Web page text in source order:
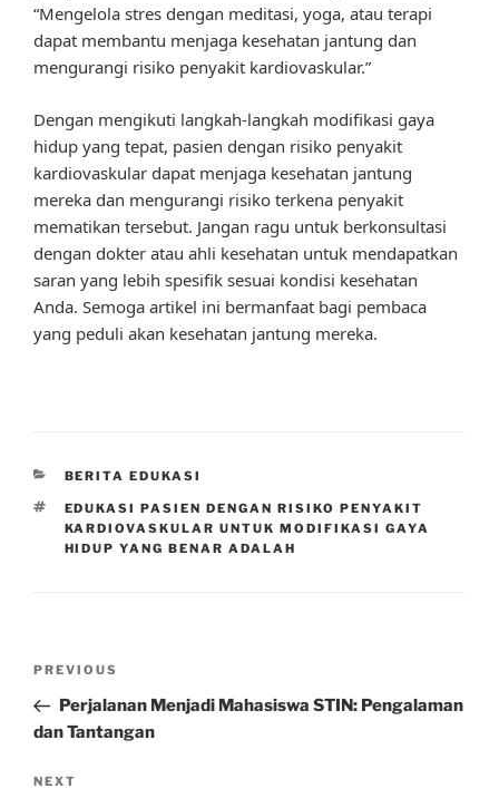
“Mengelola stres dengan meditasi, yoga, atau terapi
dapat membantu menjaga kesehatan jantung dan
mengurangi risiko penyakit kardiovaskular.”
Dengan mengikuti langkah-langkah modifikasi gaya
hidup yang tepat, pasien dengan risiko penyakit
kardiovaskular dapat menjaga kesehatan jantung
mereka dan mengurangi risiko terkena penyakit
mematikan tersebut. Jangan ragu untuk berkonsultasi
dengan dokter atau ahli kesehatan untuk mendapatkan
saran yang lebih spesifik sesuai kondisi kesehatan
Anda. Semoga artikel ini bermanfaat bagi pembaca
yang peduli akan kesehatan jantung mereka.
CATEGORIES
BERITA EDUKASI
TAGS
EDUKASI PASIEN DENGAN RISIKO PENYAKIT
KARDIOVASKULAR UNTUK MODIFIKASI GAYA
HIDUP YANG BENAR ADALAH
Previous
Post
PREVIOUS
Perjalanan Menjadi Mahasiswa STIN: Pengalaman
dan Tantangan
Next
NEXT